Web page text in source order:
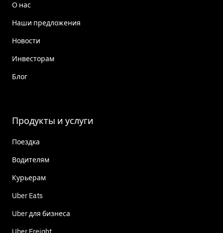
О нас
Наши предложения
Новости
Инвесторам
Блог
Продукты и услуги
Поездка
Водителям
Курьерам
Uber Eats
Uber для бизнеса